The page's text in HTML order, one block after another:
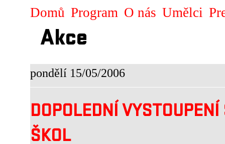
Domů Program O nás Umělci
Akce
pondělí 15/05/2006
DOPOLEDNÍ
ŠKOL